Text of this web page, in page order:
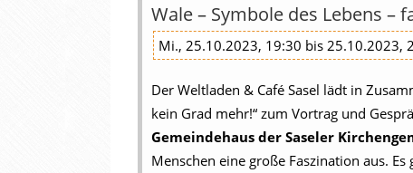
Wale – Symbole des Lebens –
Mi., 25.10.2023, 19:30 bis 25.10.2023,
Der Weltladen & Café Sasel lädt in
kein Grad mehr!“ zum Vortrag und
Gemeindehaus der Saseler
Menschen eine große Faszination aus.